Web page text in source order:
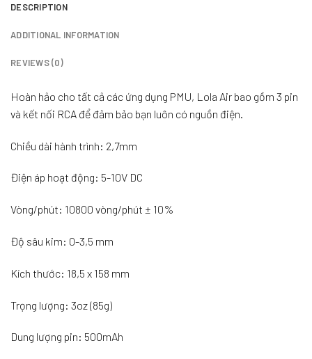
DESCRIPTION
ADDITIONAL INFORMATION
REVIEWS (0)
Hoàn hảo cho tất cả các ứng dụng PMU, Lola Air bao gồm 3 pin
và kết nối RCA để đảm bảo bạn luôn có nguồn điện.
Chiều dài hành trình: 2,7mm
Điện áp hoạt động: 5-10V DC
Vòng/phút: 10800 vòng/phút ± 10%
Độ sâu kim: 0-3,5 mm
Kích thước: 18,5 x 158 mm
Trọng lượng: 3oz (85g)
Dung lượng pin: 500mAh